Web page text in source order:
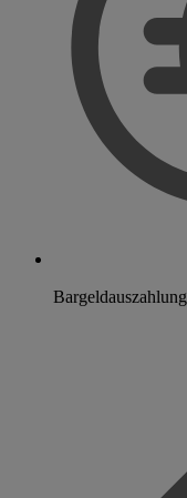
Bargeldauszahlung